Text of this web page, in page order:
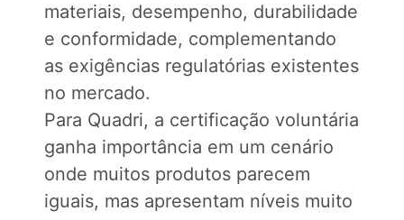
materiais, desempenho, durabilidade
e conformidade, complementando
as exigências regulatórias existentes
no mercado.
Para Quadri, a certificação voluntária
ganha importância em um cenário
onde muitos produtos parecem
iguais, mas apresentam níveis muito